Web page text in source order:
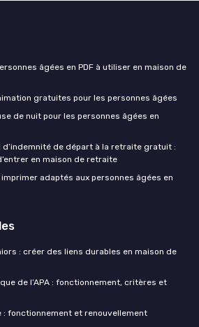
âgées en PDF à utiliser en maison de
gratuites pour les personnes âgées
de nuit pour les personnes âgées en
d’indemnité de départ à la retraite gratuit :
en maison de retraite
adaptés aux personnes âgées en
: créer des liens durables en maison de
de l’APA : fonctionnement, critères et
: fonctionnement et renouvellement